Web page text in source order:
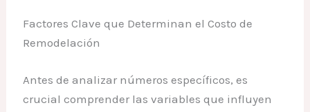
Factores Clave que Determinan el Costo de
Remodelación
Antes de analizar números específicos, es
crucial comprender las variables que influyen